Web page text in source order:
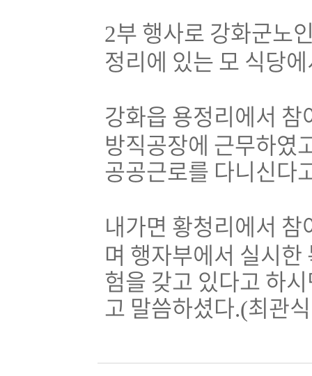
2부 행사로 강화군노
정리에 있는 모 식당
강화읍 용정리에서
방직공장에 근무하였
공공근로를 다니신다
내가면 황청리에서 참
며 행자부에서 실시
험을 갖고 있다고 하
고 말씀하셨다.(최관